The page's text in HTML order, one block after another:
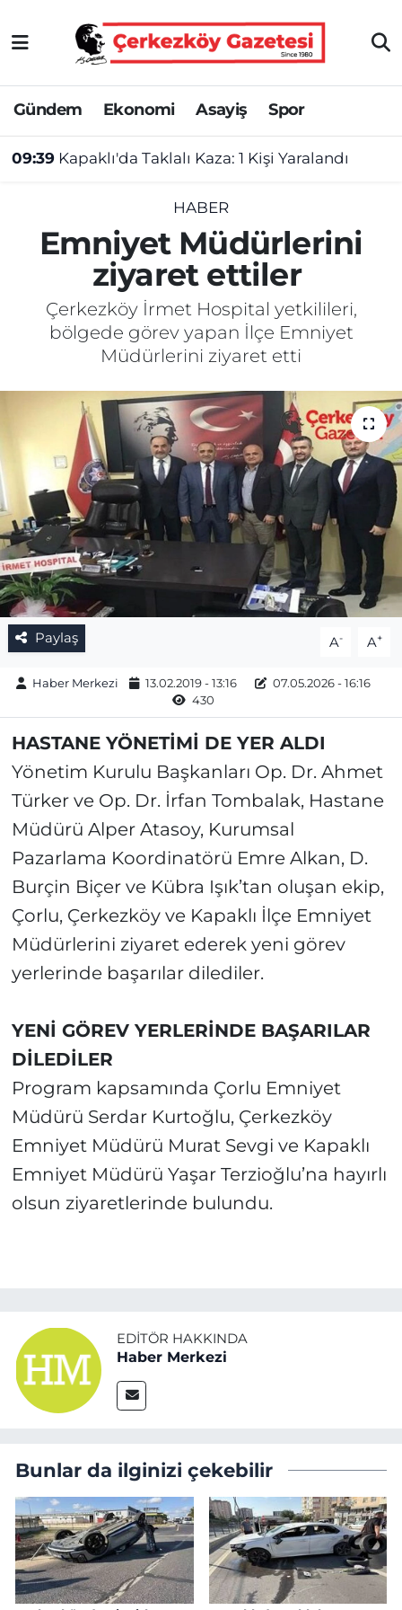
Gündem Ekonomi Asayiş Spor
09:39 Kapaklı'da Taklalı Kaza: 1 Kişi Yaralandı
HABER
Emniyet Müdürlerini
ziyaret ettiler ​
Çerkezköy İrmet Hospital yetkilileri,
bölgede görev yapan İlçe Emniyet
Müdürlerini ziyaret etti
Paylaş A- A+
Haber Merkezi 13.02.2019 - 13:16
07.05.2026 - 16:16
430
HASTANE YÖNETİMİ DE YER ALDI
Yönetim Kurulu Başkanları Op. Dr. Ahmet
Türker ve Op. Dr. İrfan Tombalak, Hastane
Müdürü Alper Atasoy, Kurumsal
Pazarlama Koordinatörü Emre Alkan, D.
Burçin Biçer ve Kübra Işık’tan oluşan ekip,
Çorlu, Çerkezköy ve Kapaklı İlçe Emniyet
Müdürlerini ziyaret ederek yeni görev
yerlerinde başarılar dilediler.
YENİ GÖREV YERLERİNDE BAŞARILAR
DİLEDİLER
Program kapsamında Çorlu Emniyet
Müdürü Serdar Kurtoğlu, Çerkezköy
Emniyet Müdürü Murat Sevgi ve Kapaklı
Emniyet Müdürü Yaşar Terzioğlu’na hayırlı
olsun ziyaretlerinde bulundu.
EDITÖR HAKKINDA
Haber Merkezi
Bunlar da ilginizi çekebilir
Asayiş
Ekonomi
Gündem
Kültür&Sanat
Manşet
SAĞLIK
Spor
Gizlilik Sözleşmesi
İletişim
Künye
Topluluk Kuralları
Yayın İlkeleri
Tekirdağ Nöbetçi Eczaneler
Tekirdağ Hava Durumu
Tekirdağ Namaz Vakitleri
Tekirdağ Trafik Yoğunluk Haritası
Süper Lig Puan Durumu ve Fikstür
Tüm Manşetler
Son Dakika Haberleri
Haber Arşivi